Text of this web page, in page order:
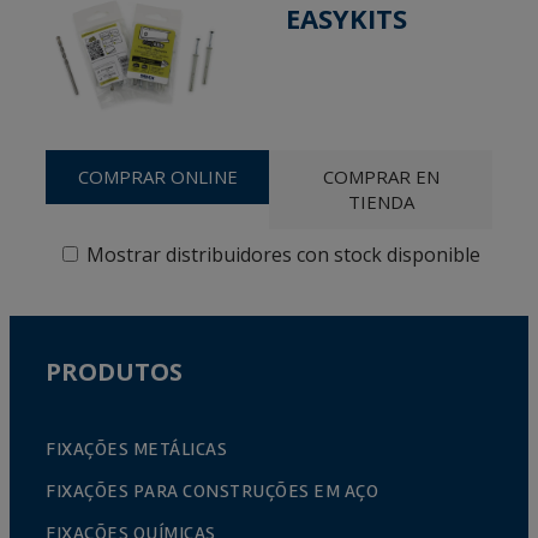
EASYKITS
COMPRAR ONLINE
COMPRAR EN
TIENDA
Mostrar distribuidores con stock disponible
PRODUTOS
FIXAÇÕES METÁLICAS
FIXAÇÕES PARA CONSTRUÇÕES EM AÇO